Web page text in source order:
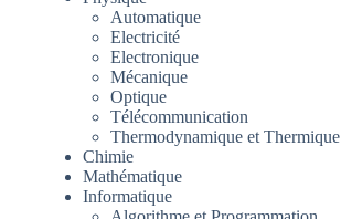
Automatique
Electricité
Electronique
Mécanique
Optique
Télécommunication
Thermodynamique et Thermique
Chimie
Mathématique
Informatique